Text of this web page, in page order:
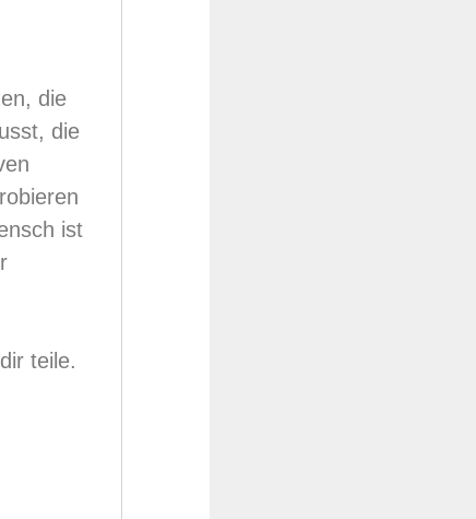
die
die
ist
teile.